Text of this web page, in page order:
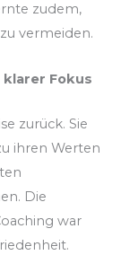
zudem,
vermeiden.
klarer Fokus
zurück. Sie
ihren Werten
Die
war